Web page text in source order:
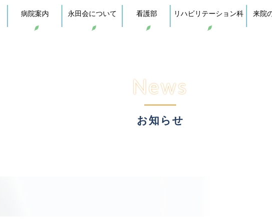
病院案内 永田会について 看護部 リハビリテーション科 来院
News
お知らせ